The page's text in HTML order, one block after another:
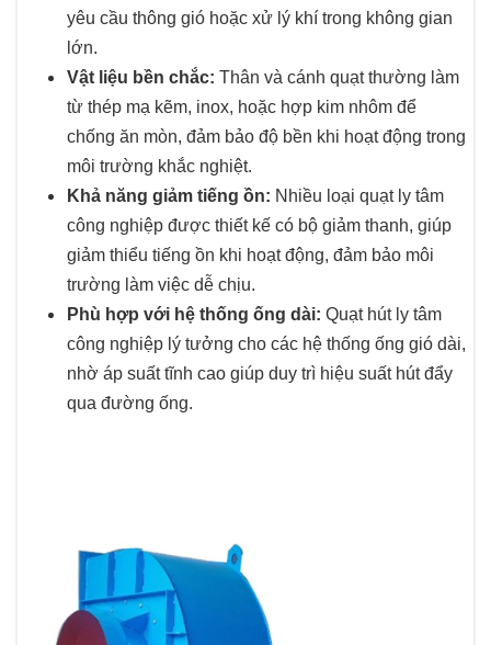
yêu cầu thông gió hoặc xử lý khí trong không gian
lớn.
Vật liệu bền chắc: Thân và cánh quạt thường làm
từ thép mạ kẽm, inox, hoặc hợp kim nhôm để
chống ăn mòn, đảm bảo độ bền khi hoạt động trong
môi trường khắc nghiệt.
Khả năng giảm tiếng ồn: Nhiều loại quạt ly tâm
công nghiệp được thiết kế có bộ giảm thanh, giúp
giảm thiểu tiếng ồn khi hoạt động, đảm bảo môi
trường làm việc dễ chịu.
Phù hợp với hệ thống ống dài:Quạt hút ly tâm
công nghiệp lý tưởng cho các hệ thống ống gió dài,
nhờ áp suất tĩnh cao giúp duy trì hiệu suất hút đẩy
qua đường ống.